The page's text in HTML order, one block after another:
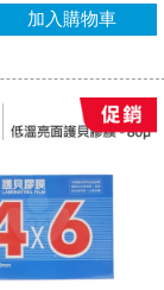
加入購物車